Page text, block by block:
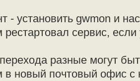
- установить gwmon и
рестартовал сервис,
разные могут
в новый почтовый офис